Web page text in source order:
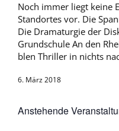
Anstehende
Noch im­mer liegt kei­ne
Stand­or­tes vor. Die
Die Dra­ma­tur­gie der
Grund­schu­le An den
blen Thril­ler in nichts
6. März 2018